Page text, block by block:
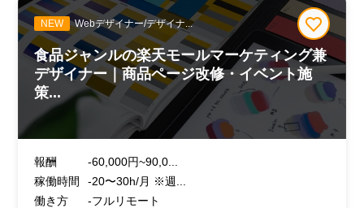
NEW Webデザイナー/デザイナ...
食品ジャンルの楽天モールマーケティング兼
デザイナー｜商品ページ改修・イベント施
策...
報酬
-60,000円~90,0...
稼働時間
-20〜30h/月 ※週...
働き方
-フルリモート